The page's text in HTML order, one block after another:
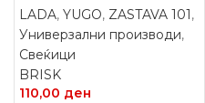
LADA, YUGO, ZASTAVA 101,
Универзални производи,
Свеќици
BRISK
110,00 ден